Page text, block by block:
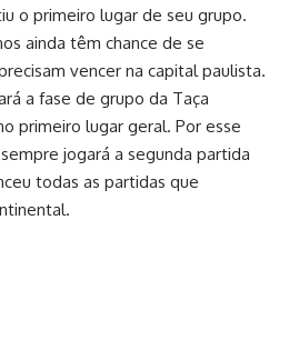
o primeiro lugar de seu grupo.
ainda têm chance de se
vencer na capital paulista.
a fase de grupo da Taça
primeiro lugar geral. Por esse
jogará a segunda partida
todas as partidas que